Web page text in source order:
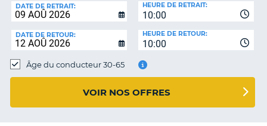
DE
RESTITUTION:
DATE DE RETRAIT:
10:00
HEURE DE RETRAIT:
DATE DE RETOUR:
10:00
HEURE DE RETOUR:
Âge du conducteur 30-65
VOIR NOS OFFRES